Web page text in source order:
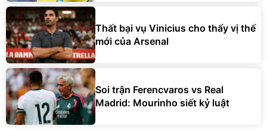
Thất bại vụ Vinicius cho thấy vị thế
mới của Arsenal
Soi trận Ferencvaros vs Real
Madrid: Mourinho siết kỷ luật